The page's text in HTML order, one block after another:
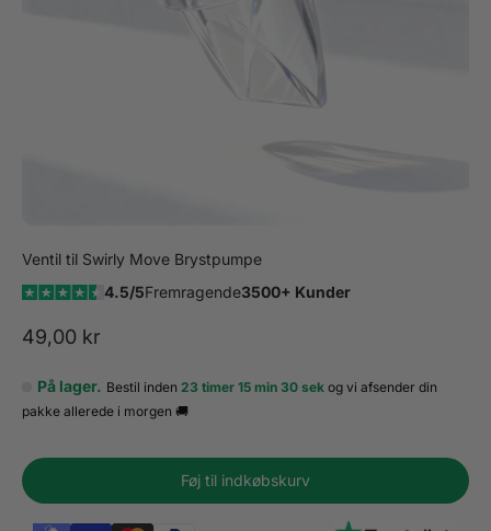
Ventil til Swirly Move Brystpumpe
4.5/5Fremragende3500+ Kunder
Salgspris
49,00 kr
På lager. Bestil inden 23 timer 15 min 29 sek og vi afsender din
pakke allerede i morgen 🚚
Føj til indkøbskurv